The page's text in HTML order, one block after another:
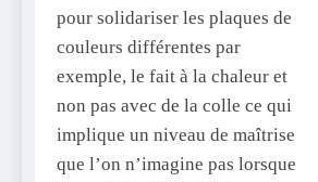
pour solidariser les plaques de
couleurs différentes par
exemple, le fait à la chaleur et
non pas avec de la colle ce qui
implique un niveau de maîtrise
que l’on n’imagine pas lorsque